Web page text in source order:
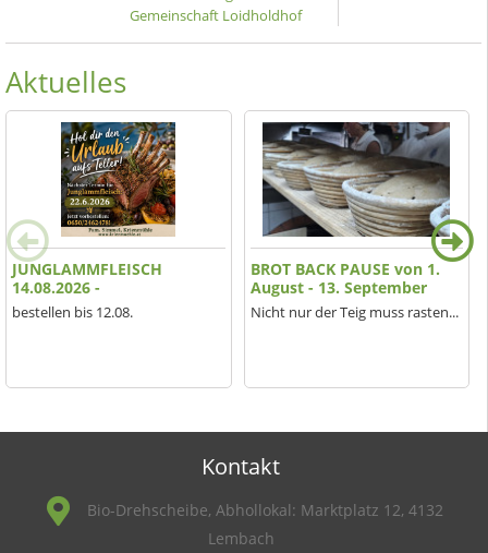
Gemeinschaft Loidholdhof
Aktuelles
JUNGLAMMFLEISCH
14.08.2026 -
bestellen bis 12.08.
BROT BACK PAUSE von 1.
August - 13. September
Nicht nur der Teig muss rasten...
Kontakt
Bio-Drehscheibe, Abhollokal: Marktplatz 12, 4132
Lembach